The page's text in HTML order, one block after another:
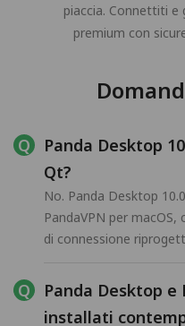
piaccia. Connettiti e
premium con
Panda Desktop
Qt?
No. Panda Desktop
PandaVPN per
di connessione
Panda Desktop e
installati